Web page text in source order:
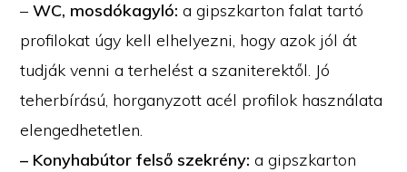
–WC, mosdókagyló: a gipszkarton falat tartó
profilokat úgy kell elhelyezni, hogy azok jól át
tudják venni a terhelést a szaniterektől. Jó
teherbírású, horganyzott acél profilok használata
elengedhetetlen.
– Konyhabútor felső szekrény: a gipszkarton